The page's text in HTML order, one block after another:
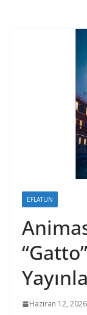
EFLATUN
Haziran 12, 2026